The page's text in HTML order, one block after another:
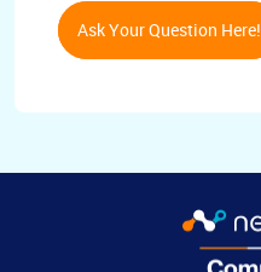
Ask Your Question Here!